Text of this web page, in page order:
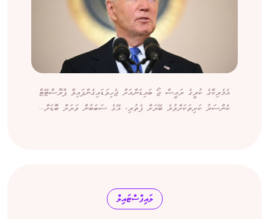
އެމެރިކާގެ ކުރީގެ ރައީސް ޖޯ ބައިޑަންއަށް ޖެހިވަޑައިގެންފައިވާ ޕްރޮސްޓޭޓް
ކެންސަރު ކަށިތަކަށްވުރެ ބޭރަށް ފެތުރި، އޭގެ ސަބަބުން ވަރަށް ބޮޑަށް...
ލައިފްސްޓައިލް